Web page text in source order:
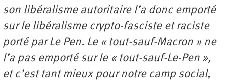
son libéralisme autoritaire l’a donc emporté
sur le libéralisme crypto-fasciste et raciste
porté par Le Pen. Le « tout-sauf-Macron » ne
l’a pas emporté sur le « tout-sauf-Le-Pen »,
et c’est tant mieux pour notre camp social,